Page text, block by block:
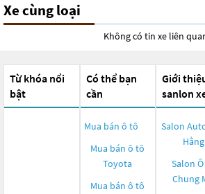
Xe cùng loại
Không có tin xe liên
Từ khóa nổi
bật
Có thể bạn
cần
Mua bán ô tô
Mua bán ô tô
Toyota
Mua bán ô tô
Giới
sanlon
Salon
Hằng
Salon
Chung